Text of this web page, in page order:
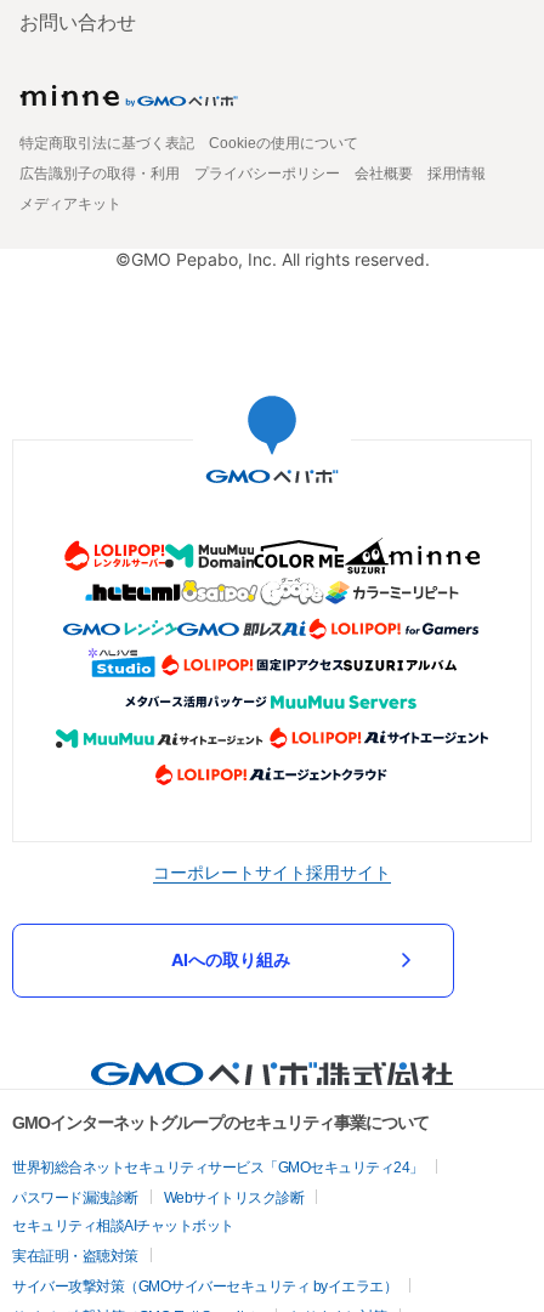
お問い合わせ
特定商取引法に基づく表記
Cookieの使用について
広告識別子の取得・利用
プライバシーポリシー 会社概要
採用情報
メディアキット
©GMO Pepabo, Inc. All rights reserved.
コーポレートサイト採用サイト
AIへの取り組み
GMOインターネットグループのセキュリティ事業について
世界初総合ネットセキュリティサービス「GMOセキュリティ24」
パスワード漏洩診断
Webサイトリスク診断
セキュリティ相談AIチャットボット
実在証明・盗聴対策
サイバー攻撃対策（GMOサイバーセキュリティ byイエラエ）